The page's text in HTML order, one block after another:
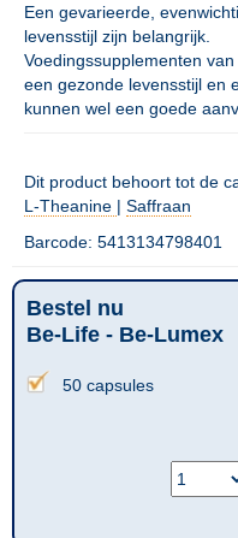
Een gevarieerde,
levensstijl zijn belangrijk.
Voedingssupplementen
een gezonde levensstijl en
kunnen wel een goede
Dit product behoort tot de
L-Theanine | Saffraan
Barcode: 5413134798401
Bestel nu
Be-Life - Be-Lumex
50 capsules